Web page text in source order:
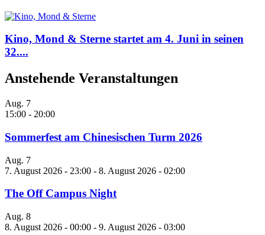
Kino, Mond & Sterne startet am 4. Juni in seinen
32....
Anstehende Veranstaltungen
Aug. 7
15:00 - 20:00
Sommerfest am Chinesischen Turm 2026
Aug. 7
7. August 2026 - 23:00 - 8. August 2026 - 02:00
The Off Campus Night
Aug. 8
8. August 2026 - 00:00 - 9. August 2026 - 03:00